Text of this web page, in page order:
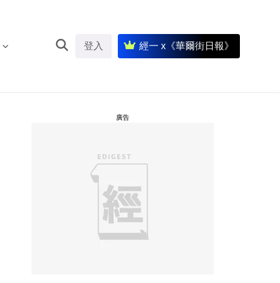
登入 經一 x《華爾街日報》
廣告